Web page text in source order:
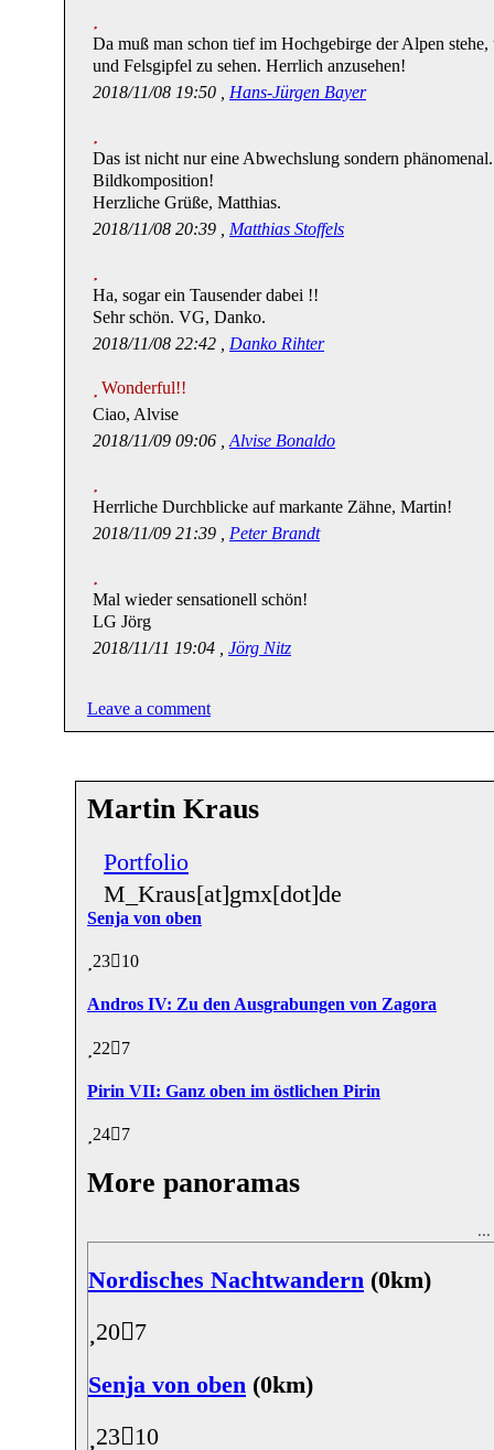
Da muß man schon tief im Hochgebirge der Alpen
und Felsgipfel zu sehen. Herrlich anzusehen!
2018/11/08 19:50 , Hans-Jürgen Bayer
Das ist nicht nur eine Abwechslung sondern
Bildkomposition!
Herzliche Grüße, Matthias.
2018/11/08 20:39 , Matthias Stoffels
Ha, sogar ein Tausender dabei !!
Sehr schön. VG, Danko.
2018/11/08 22:42 , Danko Rihter
Wonderful!!
Ciao, Alvise
2018/11/09 09:06 , Alvise Bonaldo
Herrliche Durchblicke auf markante Zähne, Martin!
2018/11/09 21:39 , Peter Brandt
Mal wieder sensationell schön!
LG Jörg
2018/11/11 19:04 , Jörg Nitz
Leave a comment
Martin Kraus
Portfolio
M_Kraus[at]gmx[dot]de
Senja von oben
23 10
Andros IV: Zu den Ausgrabungen von Zagora
22 7
Pirin VII: Ganz oben im östlichen Pirin
24 7
More panoramas
Nordisches Nachtwandern (0km)
20 7
Senja von oben (0km)
23
10